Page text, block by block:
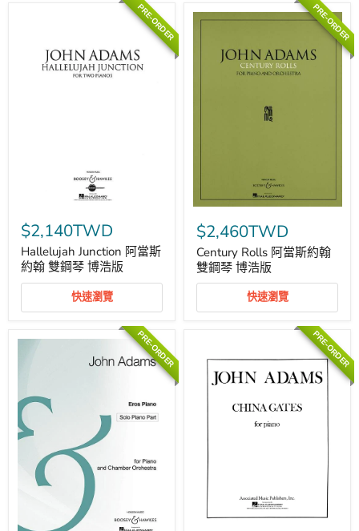
Junction
阿
當
斯
約
翰
鋼
博
PRE-ORDER
$2,140TWD
Hallelujah Junction 阿當斯
約翰 雙鋼琴 博浩版
快速瀏覽
Century
Rolls
阿
當
斯
約
翰
鋼
PRE-ORDER
$2,460TWD
Century Rolls 阿當斯約翰
雙鋼琴 博浩版
快速瀏覽
PRE-ORDER PRE-ORDER